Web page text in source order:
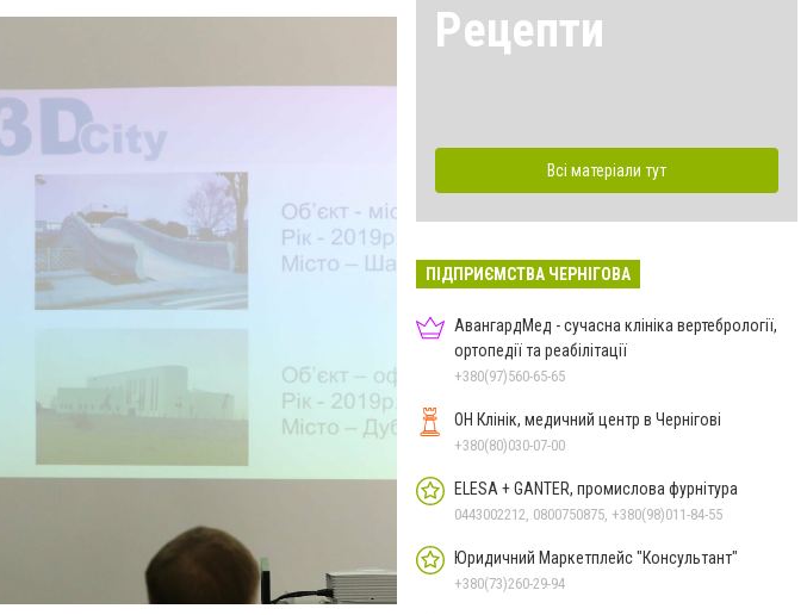
Рецепти
Всі матеріали тут
ПІДПРИЄМСТВА ЧЕРНІГОВА
АвангардМед - сучасна клініка вертебрології,
ортопедії та реабілітації
+380(97)560-65-65
ОН Клінік, медичний центр в Чернігові
+380(80)030-07-00
ELESA + GANTER, промислова фурнітура
0443002212, 0800750875, +380(98)011-84-55
Юридичний Маркетплейс "Консультант"
+380(73)260-29-94